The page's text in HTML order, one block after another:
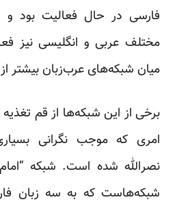
فارسی در حال فعالیت بود و
مختلف عربی و انگلیسی نیز
میان شبکه‌های عرب‌زبان بیشتر
برخی از این شبکه‌ها از قم تغذیه
امری که موجب نگرانی
نصرالله شده است. شبکه
شبکه‌هاست که به سه زبان